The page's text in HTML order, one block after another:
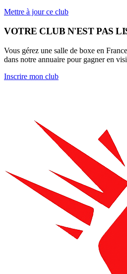
Mettre à jour ce club
VOTRE CLUB N'EST PAS
Vous gérez une salle de boxe en
dans notre annuaire pour gagner en
Inscrire mon club